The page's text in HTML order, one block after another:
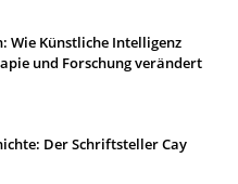
Wie Künstliche Intelligenz
und Forschung verändert
Der Schriftsteller Cay